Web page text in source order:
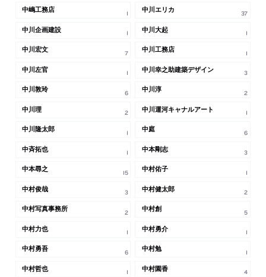
中嶋工務店 1 中川エリカ 37
中川企画建設 1 中川大起 1
中川宏文 7 中川工務店 1
中川左官 1 中川幸之助建築デザイン 3
中川敦玲 6 中川淳 2
中川理 2 中川運河キャナルアート 1
中川隆太郎 1 中庭 6
中斉拓也 1 中本剛志 3
中本尋之 15 中村佑子 1
中村俊哉 3 中村健太郎 2
中村写真事務所 2 中村創 5
中村力也 1 中村勇介 1
中村勇吾 6 中村勉 1
中村哲也 1 中村園香 4